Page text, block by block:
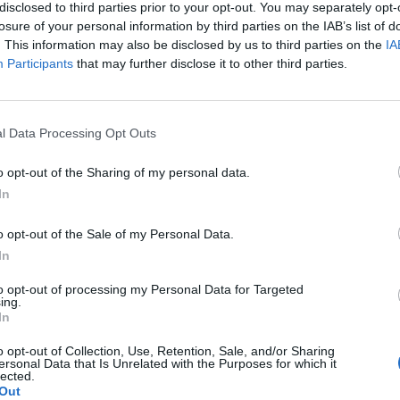
to third parties prior to your opt-out. You may separately
of your personal information by third parties on the IAB’s list of
This information may also be disclosed by us to third parties on the
Participants that may further disclose it to other third parties.
Data Processing Opt Outs
opt-out of the Sharing of my personal data.
opt-out of the Sale of my Personal Data.
opt-out of processing my Personal Data for Targeted
opt-out of Collection, Use, Retention, Sale, and/or Sharing
Data that Is Unrelated with the Purposes for which it
hangulatromlást az amerikai tőzsdék is lekövették,
nap végére azonban a csütörtöki
részvényindexek..
a nap végére visszahúzták a vezető amerikai
portfolio.hu hírarchívumához tartozik, melynek olvasása
tartalmazza:
cikkarchívum